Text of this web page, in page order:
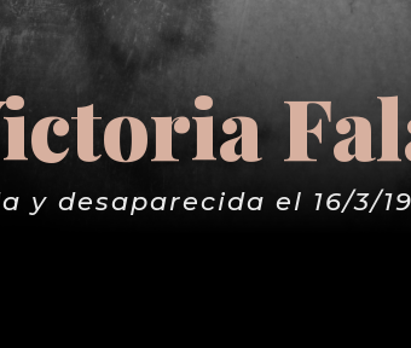
y desaparecida el 16/3/